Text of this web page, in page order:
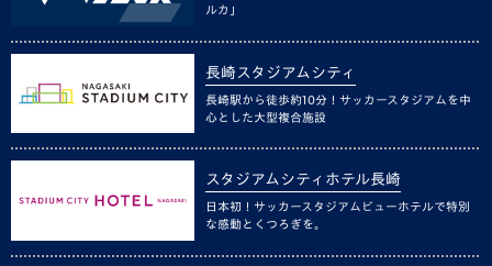
ルカ」
長崎スタジアムシティ
長崎駅から徒歩約10分！サッカースタジアムを中
心とした大型複合施設
スタジアムシティホテル長崎
日本初！サッカースタジアムビューホテルで特別
な感動とくつろぎを。